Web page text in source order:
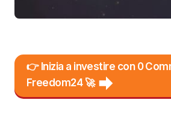
👉 Inizia a investire con 0
Freedom24 🚀